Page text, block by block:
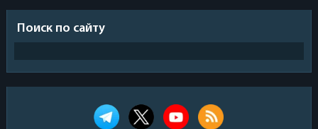
Поиск по сайту